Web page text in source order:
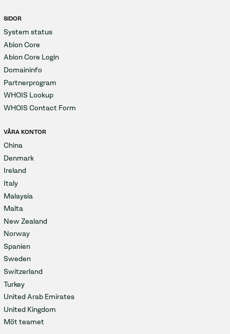
SIDOR
System status
Abion Core
Abion Core Login
Domaininfo
Partnerprogram
WHOIS Lookup
WHOIS Contact Form
VÅRA KONTOR
China
Denmark
Ireland
Italy
Malaysia
Malta
New Zealand
Norway
Spanien
Sweden
Switzerland
Turkey
United Arab Emirates
United Kingdom
Möt teamet